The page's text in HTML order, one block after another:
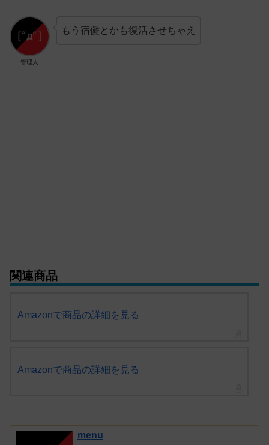
管理人
もう宿儺とかも復活させちゃえ
関連商品
Amazonで商品の詳細を見る
Amazonで商品の詳細を見る
menu